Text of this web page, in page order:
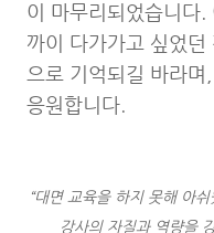
이 마무리되었습니다
까이 다가가고 싶었
으로 기억되길 바라
응원합니다.
“대면 교육을 하지 못해 아
강사의 자질과 역량을